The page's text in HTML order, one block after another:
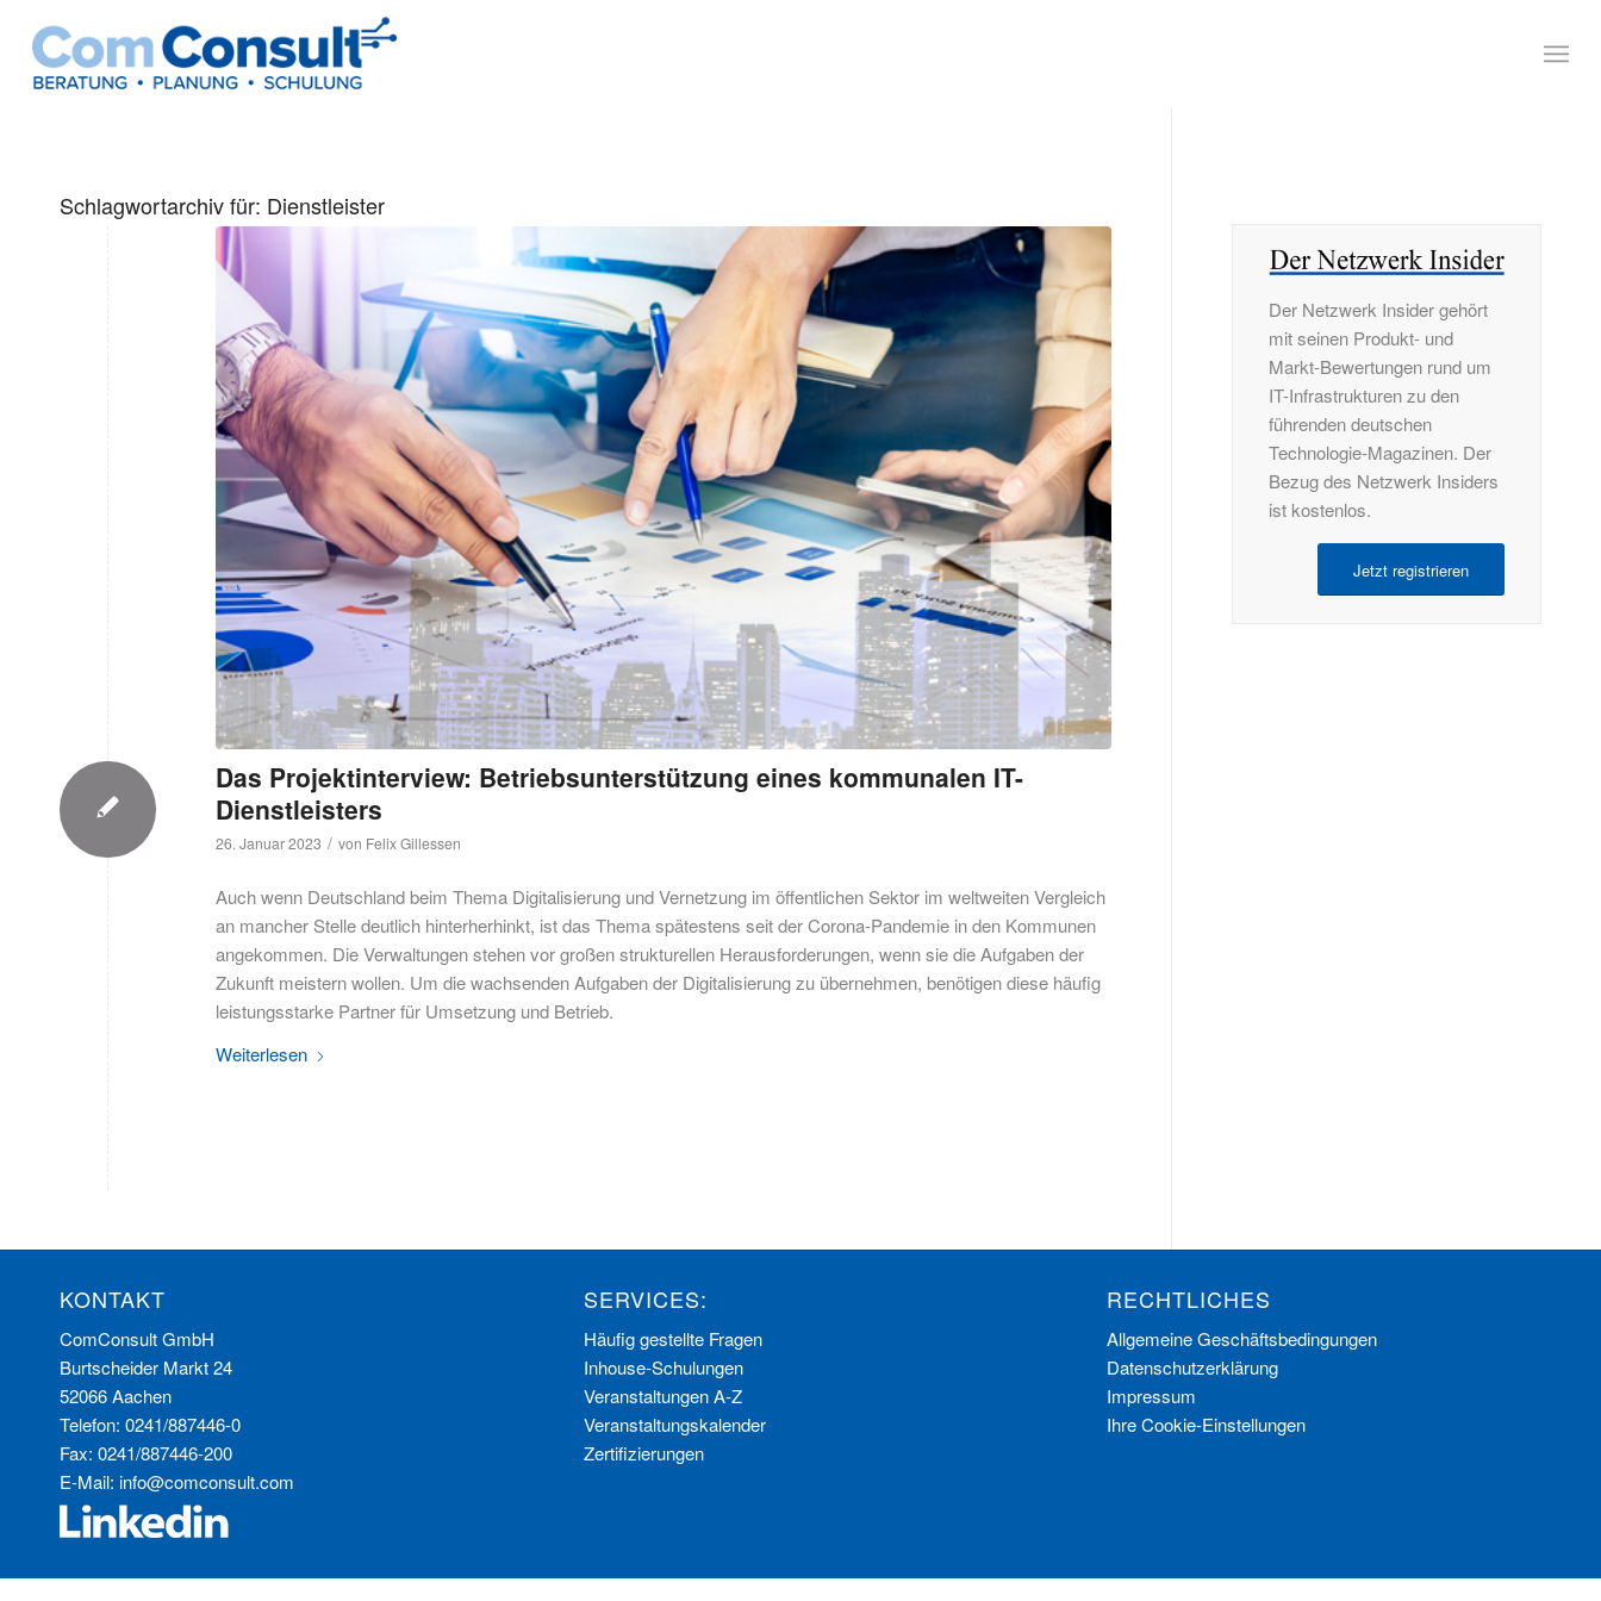
Schlagwortarchiv für: Dienstleister
Das Projektinterview: Betriebsunterstützung eines kommunalen IT-
Dienstleisters
26. Januar 2023 / von Felix Gillessen
Auch wenn Deutschland beim Thema Digitalisierung und Vernetzung im öffentlichen Sektor im weltweiten Vergleich
an mancher Stelle deutlich hinterherhinkt, ist das Thema spätestens seit der Corona-Pandemie in den Kommunen
angekommen. Die Verwaltungen stehen vor großen strukturellen Herausforderungen, wenn sie die Aufgaben der
Zukunft meistern wollen. Um die wachsenden Aufgaben der Digitalisierung zu übernehmen, benötigen diese häufig
leistungsstarke Partner für Umsetzung und Betrieb.
Weiterlesen
Der Netzwerk Insider gehört
mit seinen Produkt- und
Markt-Bewertungen rund um
IT-Infrastrukturen zu den
führenden deutschen
Technologie-Magazinen. Der
Bezug des Netzwerk Insiders
ist kostenlos.
Jetzt registrieren
KONTAKT
ComConsult GmbH
Burtscheider Markt 24
52066 Aachen
Telefon: 0241/887446-0
Fax: 0241/887446-200
E-Mail: info@comconsult.com
SERVICES:
Häufig gestellte Fragen
Inhouse-Schulungen
Veranstaltungen A-Z
Veranstaltungskalender
Zertifizierungen
RECHTLICHES
Allgemeine Geschäftsbedingungen
Datenschutzerklärung
Impressum
Ihre Cookie-Einstellungen